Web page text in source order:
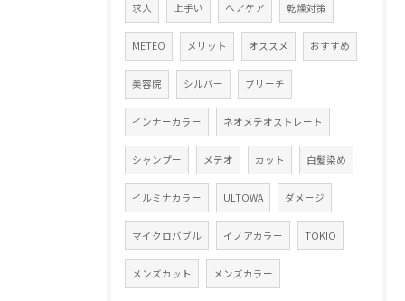
求人 上手い ヘアケア 乾燥対策
METEO メリット オススメ おすすめ
美容院 シルバー ブリーチ
インナーカラー ネオメテオストレート
シャンプー メテオ カット 白髪染め
イルミナカラー ULTOWA ダメージ
マイクロバブル イノアカラー TOKIO
メンズカット メンズカラー